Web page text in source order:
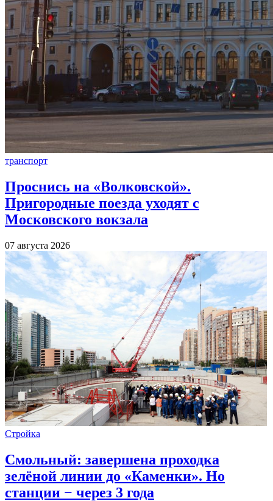
транспорт
Проснись на «Волковской».
Пригородные поезда уходят с
Московского вокзала
07 августа 2026
Стройка
Смольный: завершена проходка
зелёной линии до «Каменки». Но
станции − через 3 года